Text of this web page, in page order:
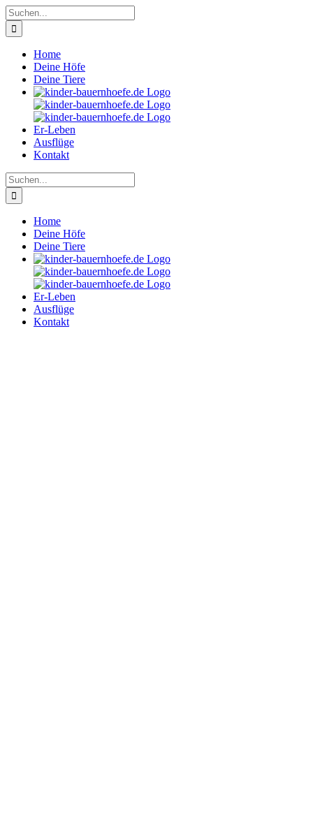
Zum
Inhalt
springen
Suche
nach:
Home
Deine Höfe
Deine Tiere
Er-Leben
Ausflüge
Kontakt
Suche
nach:
Home
Deine Höfe
Deine Tiere
Er-Leben
Ausflüge
Kontakt